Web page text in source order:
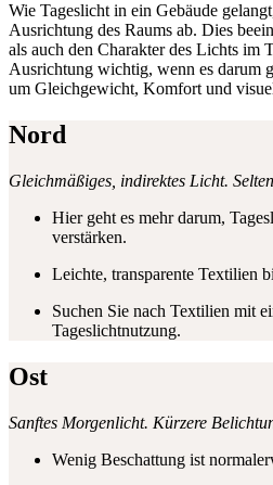
Wie Tageslicht in ein Gebäude
Ausrichtung des Raums ab. Dies
als auch den Charakter des Lichts im
Ausrichtung wichtig, wenn es darum
um Gleichgewicht, Komfort und
Nord
Gleichmäßiges, indirektes Licht.
Hier geht es mehr darum,
verstärken.
Leichte, transparente Textilien
Suchen Sie nach Textilien mit
Tageslichtnutzung.
Ost
Sanftes Morgenlicht. Kürzere
Wenig Beschattung ist